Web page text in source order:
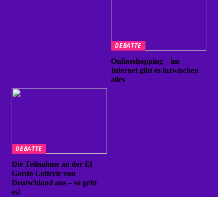
DEBATTE
Onlineshopping – im
Internet gibt es inzwischen
alles
DEBATTE
Die Teilnahme an der El
Gordo Lotterie von
Deutschland aus – so geht
es!